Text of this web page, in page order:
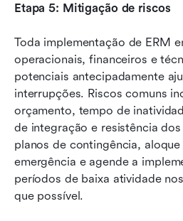
Etapa 5: Mitigação de riscos
Toda implementação de ERM
operacionais, financeiros e
potenciais antecipadamente
interrupções. Riscos comuns
orçamento, tempo de
de integração e resistência
planos de contingência,
emergência e agende a
períodos de baixa atividade
que possível.